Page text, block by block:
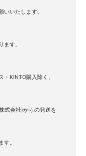
いいたします。
す。
KINTO購入除く。
式会社)からの発送を
す。